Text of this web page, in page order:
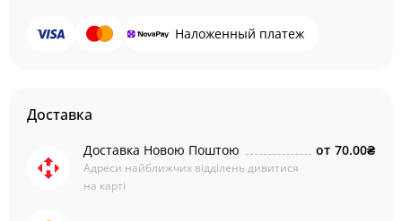
Наложенный платеж
Доставка
Доставка Новою Поштою
Адреси найближчих відділень дивитися
на карті
от 70.00₴